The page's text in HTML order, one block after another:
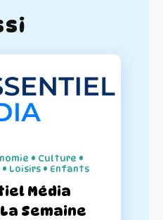
• Culture •
Loisirs • Enfants
Média
Semaine